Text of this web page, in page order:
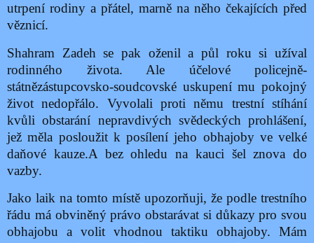
utrpení rodiny a přátel, marně na něho čekajících před
věznicí.
Shahram Zadeh se pak oženil a půl roku si užíval
rodinného života. Ale účelové policejně-
státnězástupcovsko-soudcovské uskupení mu pokojný
život nedopřálo. Vyvolali proti němu trestní stíhání
kvůli obstarání nepravdivých svědeckých prohlášení,
jež měla posloužit k posílení jeho obhajoby ve velké
daňové kauze.A bez ohledu na kauci šel znova do
vazby.
Jako laik na tomto místě upozorňuji, že podle trestního
řádu má obviněný právo obstarávat si důkazy pro svou
obhajobu a volit vhodnou taktiku obhajoby. Mám